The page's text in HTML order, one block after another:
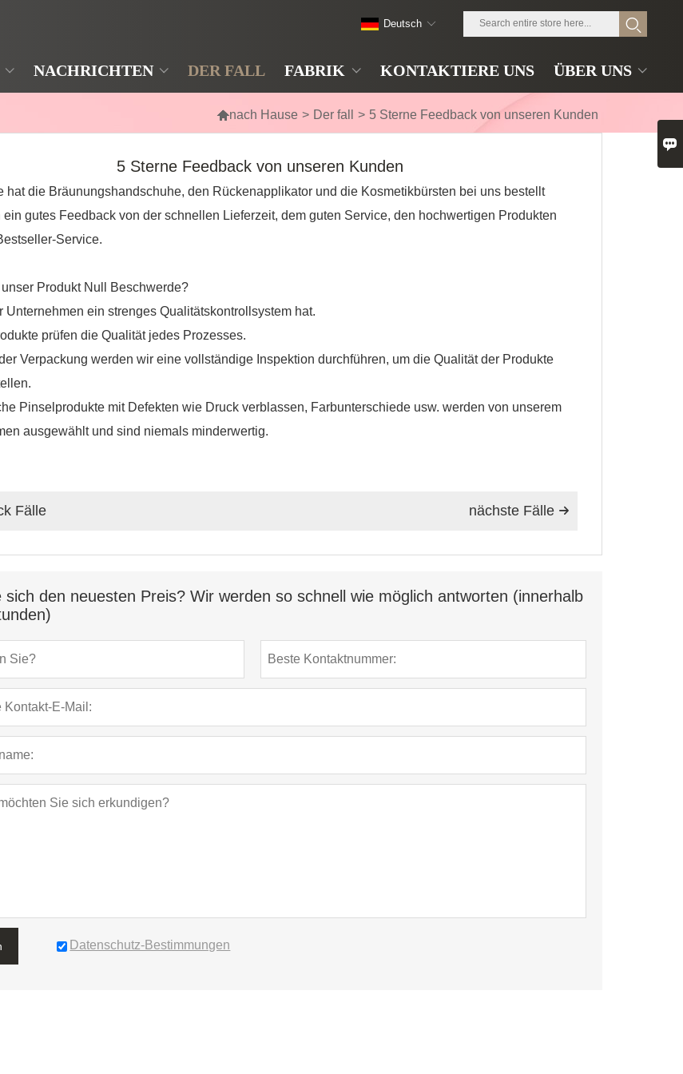
NACHRICHTEN DER FALL FABRIK KONTAKTIERE UNS ÜBER UNS
Deutsch
nach Hause > Der fall > 5 Sterne Feedback von unseren Kunden
5 Sterne Feedback von unseren Kunden
hat die Bräunungshandschuhe, den Rückenapplikator und die Kosmetikbürsten bei uns bestellt
ein gutes Feedback von der schnellen Lieferzeit, dem guten Service, den hochwertigen Produkten
Service.
unser Produkt Null Beschwerde?
Unternehmen ein strenges Qualitätskontrollsystem hat.
prüfen die Qualität jedes Prozesses.
Verpackung werden wir eine vollständige Inspektion durchführen, um die Qualität der Produkte
Pinselprodukte mit Defekten wie Druck verblassen, Farbunterschiede usw. werden von unserem
ausgewählt und sind niemals minderwertig.
Fälle 
nächste Fälle
sich den neuesten Preis? Wir werden so schnell wie möglich antworten (innerhalb
Datenschutz-Bestimmungen
